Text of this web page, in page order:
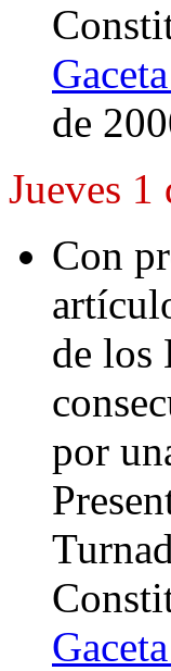
de
Jueves
Con
de los
por